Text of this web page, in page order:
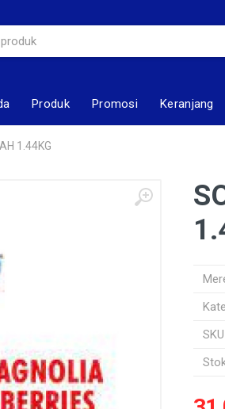
Produk Promosi Keranjang
1.44KG
SKU